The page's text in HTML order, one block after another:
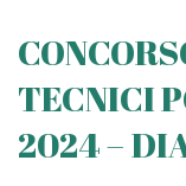
TECNICI
2024 –